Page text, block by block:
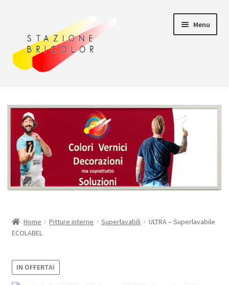
navigazione
contenuto
Menu
Carrello
Chi siamo
Consegna
Pagamento
Privacy Policy
Home Pitture interne Superlavabili
ULTRA – Superlavabile
ECOLABEL
IN OFFERTA!